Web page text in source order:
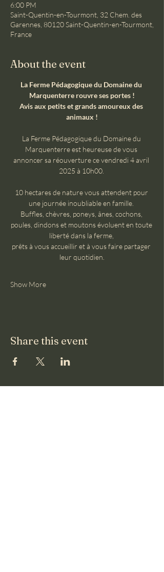
6:00 PM
Saint-Quentin-en-Tourmont, 32 Chem. des
Garennes, 80120 Saint-Quentin-en-Tourmont,
France
About the event
La Ferme Pédagogique du Domaine du
Marquenterre rouvre ses portes !
Avis aux petits et grands amoureux des
animaux !
La Ferme Pédagogique du Domaine du
Marquenterre est heureuse de vous
annoncer sa réouverture ce vendredi 4 avril
2025 à 10h00.
10 hectares de nature vous attendent pour
une journée inoubliable en famille.
Buffles, chèvres, poneys, ânes, cochons,
poules, dindons et moutons évoluent en toute
liberté dans la ferme,
prêts à vous accueillir et à vous faire partager
leur quotidien.
Show More
Share this event